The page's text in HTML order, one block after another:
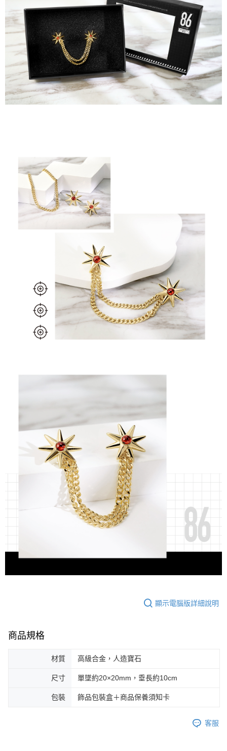
顯示電腦版詳細說明
商品規格
材質 高級合金，人造寶石
尺寸 單墜約20×20mm，垂長約10cm
包裝 飾品包裝盒＋商品保養須知卡
客服